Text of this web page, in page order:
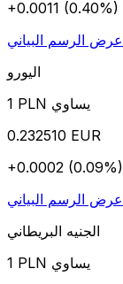
+0.0011 (0.40%)
عرض الرسم البياني
اليورو
1 PLN يساوي
0.232510 EUR
+0.0002 (0.09%)
عرض الرسم البياني
الجنيه البريطاني
1 PLN يساوي